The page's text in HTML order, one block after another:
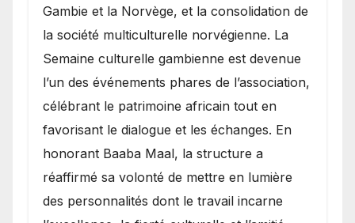
Gambie et la Norvège, et la consolidation de
la société multiculturelle norvégienne. La
Semaine culturelle gambienne est devenue
l’un des événements phares de l’association,
célébrant le patrimoine africain tout en
favorisant le dialogue et les échanges. En
honorant Baaba Maal, la structure a
réaffirmé sa volonté de mettre en lumière
des personnalités dont le travail incarne